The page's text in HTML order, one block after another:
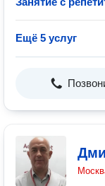
Ещё 5 услуг